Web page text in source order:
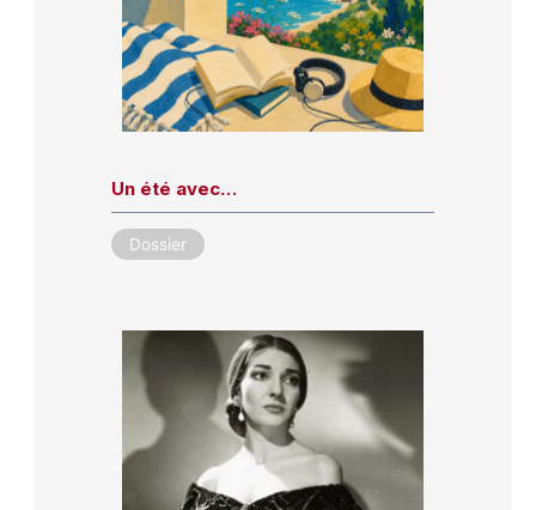
Un été avec…
Dossier